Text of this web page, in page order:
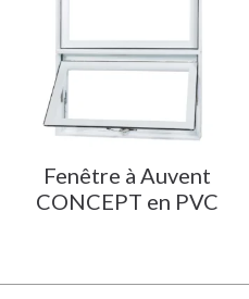
Fenêtre à Auvent
CONCEPT en PVC